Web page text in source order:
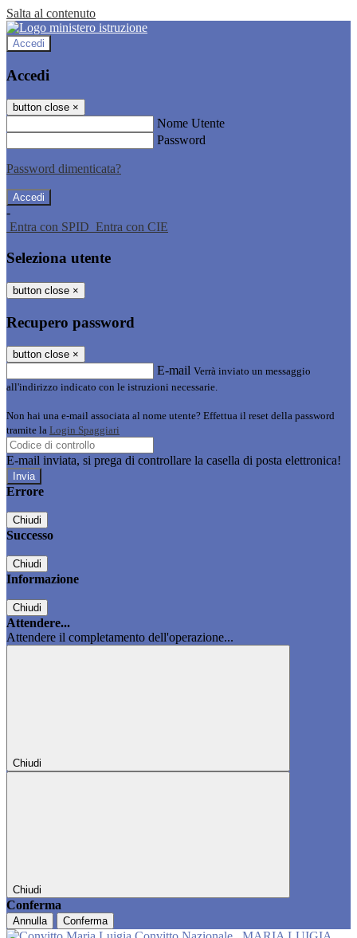
Salta al contenuto
Accedi
Accedi
button close ×
Nome Utente
Password
Password dimenticata?
-
Entra con SPID Entra con CIE
Seleziona utente
button close ×
Recupero password
button close ×
E-mail Verrà inviato un messaggio
all'indirizzo indicato con le istruzioni necessarie.
Non hai una e-mail associata al nome utente? Effettua il reset della password
tramite la Login Spaggiari
E-mail inviata, si prega di controllare la casella di posta elettronica!
Errore
Chiudi
Successo
Chiudi
Informazione
Chiudi
Attendere...
Attendere il completamento dell'operazione...
Chiudi
Chiudi
Conferma
Annulla Conferma